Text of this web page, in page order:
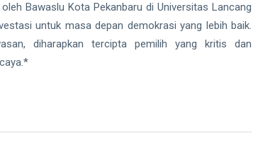
Bawaslu Kota Pekanbaru di Universitas Lancang
untuk masa depan demokrasi yang lebih baik.
diharapkan tercipta pemilih yang kritis dan